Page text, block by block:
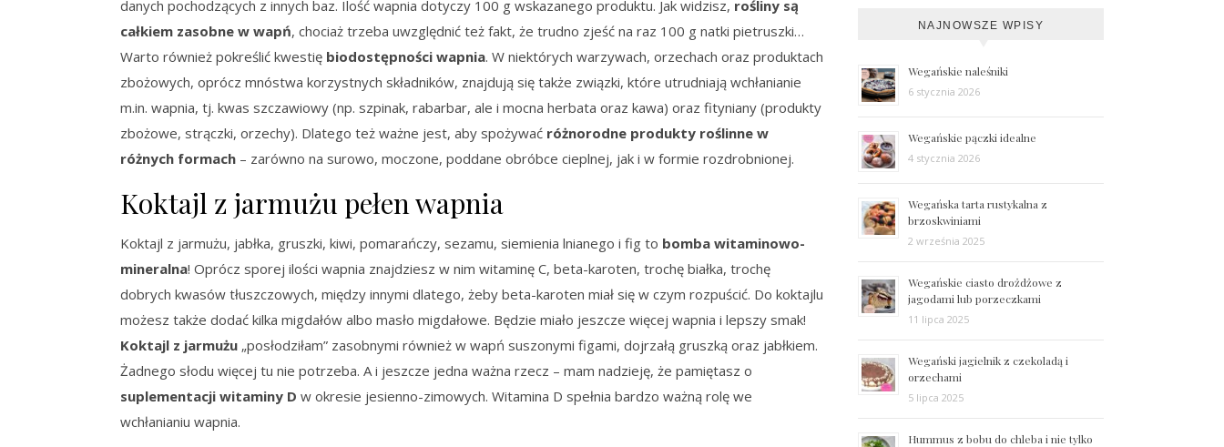
danych pochodzących z innych baz. Ilość wapnia dotyczy 100 g wskazanego produktu. Jak widzisz, rośliny są
całkiem zasobne w wapń, chociaż trzeba uwzględnić też fakt, że trudno zjeść na raz 100 g natki pietruszki…
Warto również pokreślić kwestię biodostępności wapnia. W niektórych warzywach, orzechach oraz produktach
zbożowych, oprócz mnóstwa korzystnych składników, znajdują się także związki, które utrudniają wchłanianie
m.in. wapnia, tj. kwas szczawiowy (np. szpinak, rabarbar, ale i mocna herbata oraz kawa) oraz fityniany (produkty
zbożowe, strączki, orzechy). Dlatego też ważne jest, aby spożywać różnorodne produkty roślinne w
różnych formach – zarówno na surowo, moczone, poddane obróbce cieplnej, jak i w formie rozdrobnionej.
Koktajl z jarmużu pełen wapnia
Koktajl z jarmużu, jabłka, gruszki, kiwi, pomarańczy, sezamu, siemienia lnianego i fig to bomba witaminowo-
mineralna! Oprócz sporej ilości wapnia znajdziesz w nim witaminę C, beta-karoten, trochę białka, trochę
dobrych kwasów tłuszczowych, między innymi dlatego, żeby beta-karoten miał się w czym rozpuścić. Do koktajlu
możesz także dodać kilka migdałów albo masło migdałowe. Będzie miało jeszcze więcej wapnia i lepszy smak!
Koktajl z jarmużu „posłodziłam” zasobnymi również w wapń suszonymi figami, dojrzałą gruszką oraz jabłkiem.
Żadnego słodu więcej tu nie potrzeba. A i jeszcze jedna ważna rzecz – mam nadzieję, że pamiętasz o
suplementacji witaminy D w okresie jesienno-zimowych. Witamina D spełnia bardzo ważną rolę we
wchłanianiu wapnia.
NAJNOWSZE WPISY
Wegańskie naleśniki
6 stycznia 2026
Wegańskie pączki idealne
4 stycznia 2026
Wegańska tarta rustykalna z
brzoskwiniami
2 września 2025
Wegańskie ciasto drożdżowe z
jagodami lub porzeczkami
11 lipca 2025
Wegański jagielnik z czekoladą i
orzechami
5 lipca 2025
Hummus z bobu do chleba i nie tylko